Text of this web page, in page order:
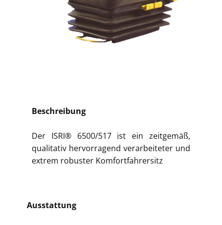
Beschreibung
Der ISRI® 6500/517 ist ein zeitgemäß,
qualitativ hervorragend verarbeiteter und
extrem robuster Komfortfahrersitz
Ausstattung